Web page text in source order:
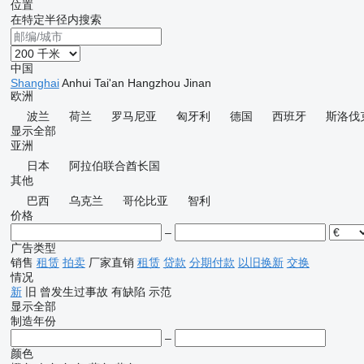
位置
在特定半径内搜索
中国
Shanghai Anhui Tai'an Hangzhou Jinan
欧洲
波兰
荷兰 罗马尼亚 匈牙利 德国 西班牙 斯洛伐
显示全部
亚洲
日本
阿拉伯联合酋长国
其他
巴西
乌克兰 哥伦比亚
智利
价格
–
广告类型
销售 租赁 拍卖 厂家直销 租赁 贷款 分期付款 以旧换新 交换
情况
新 旧 曾发生过事故 有缺陷 示范
显示全部
制造年份
–
颜色